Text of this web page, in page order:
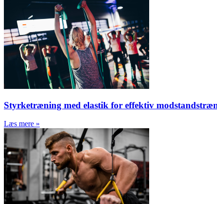
Styrketræning med elastik for effektiv
Læs mere »